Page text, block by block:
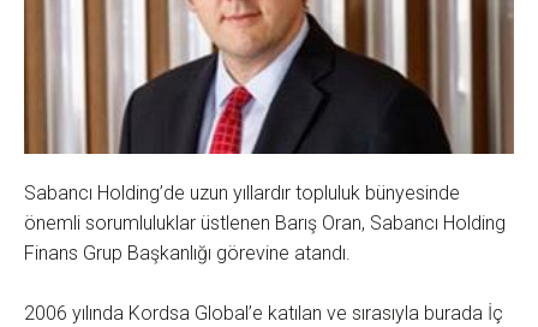
Sabancı Holding’de uzun yıllardır topluluk bünyesinde
önemli sorumluluklar üstlenen Barış Oran, Sabancı Holding
Finans Grup Başkanlığı görevine atandı.
2006 yılında Kordsa Global’e katılan ve sırasıyla burada İç